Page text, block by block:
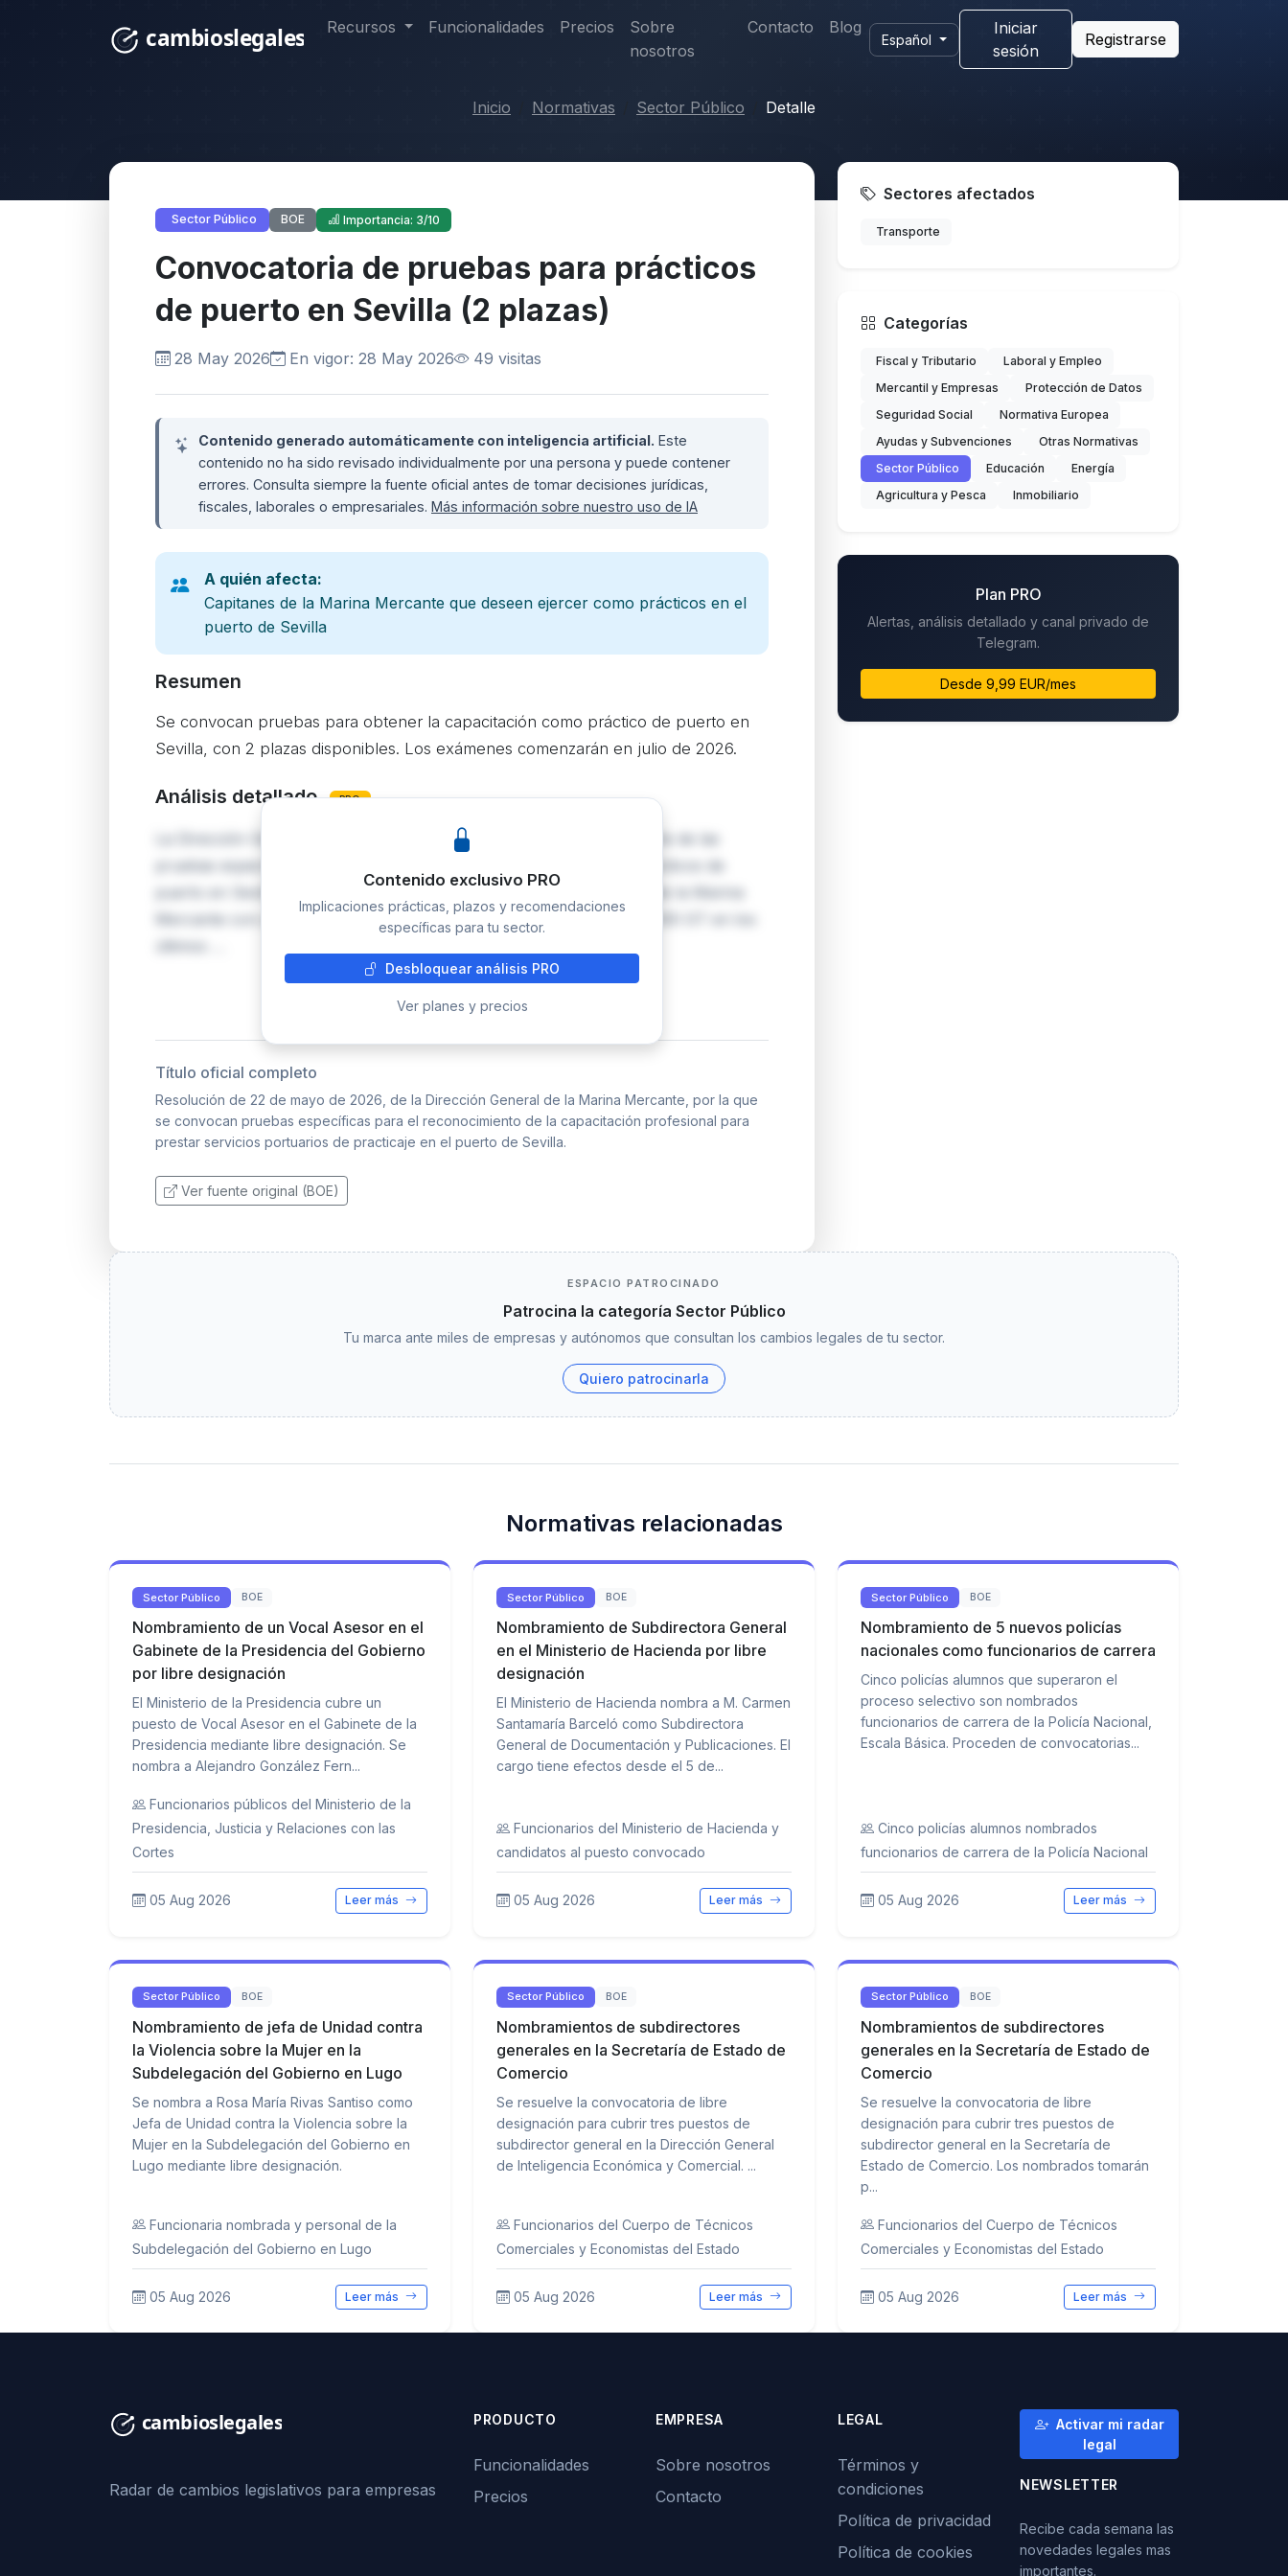
Recursos Funcionalidades Precios
Sobre
nosotros
Contacto Blog
Español
Iniciar
sesión
Registrarse
Inicio Normativas Sector Público Detalle
Sector Público BOE Importancia: 3/10
Convocatoria de pruebas para prácticos
de puerto en Sevilla (2 plazas)
28 May 2026 En vigor: 28 May 2026 49 visitas
Contenido generado automáticamente con inteligencia artificial. Este
contenido no ha sido revisado individualmente por una persona y puede contener
errores. Consulta siempre la fuente oficial antes de tomar decisiones jurídicas,
fiscales, laborales o empresariales. Más información sobre nuestro uso de IA
A quién afecta:
Capitanes de la Marina Mercante que deseen ejercer como prácticos en el
puerto de Sevilla
Resumen
Se convocan pruebas para obtener la capacitación como práctico de puerto en
Sevilla, con 2 plazas disponibles. Los exámenes comenzarán en julio de 2026.
Análisis detallado PRO
La Dirección General de la Marina Mercante convoca la segunda parte de las
pruebas específicas para acreditar la capacitación profesional de prácticos de
puerto en Sevilla, con 2 plazas. Los aspirantes deben ser Capitanes de la Marina
Mercante con al menos 2 años de mando en buques superiores a 1.000 GT en los
últimos …
Contenido exclusivo PRO
Implicaciones prácticas, plazos y recomendaciones
específicas para tu sector.
Desbloquear análisis PRO
Ver planes y precios
Título oficial completo
Resolución de 22 de mayo de 2026, de la Dirección General de la Marina Mercante, por la que
se convocan pruebas específicas para el reconocimiento de la capacitación profesional para
prestar servicios portuarios de practicaje en el puerto de Sevilla.
Ver fuente original (BOE)
Sectores afectados
Transporte
Categorías
Fiscal y Tributario
Laboral y Empleo
Mercantil y Empresas
Protección de Datos
Seguridad Social
Normativa Europea
Ayudas y Subvenciones
Otras Normativas
Sector Público
Educación
Energía
Agricultura y Pesca
Inmobiliario
Plan PRO
Alertas, análisis detallado y canal privado de
Telegram.
Desde 9,99 EUR/mes
ESPACIO PATROCINADO
Patrocina la categoría Sector Público
Tu marca ante miles de empresas y autónomos que consultan los cambios legales de tu sector.
Quiero patrocinarla
Normativas relacionadas
Sector Público BOE
Nombramiento de un Vocal Asesor en el
Gabinete de la Presidencia del Gobierno
por libre designación
El Ministerio de la Presidencia cubre un
puesto de Vocal Asesor en el Gabinete de la
Presidencia mediante libre designación. Se
nombra a Alejandro González Fern...
Funcionarios públicos del Ministerio de la
Presidencia, Justicia y Relaciones con las
Cortes
05 Aug 2026 Leer más
Sector Público BOE
Nombramiento de Subdirectora General
en el Ministerio de Hacienda por libre
designación
El Ministerio de Hacienda nombra a M. Carmen
Santamaría Barceló como Subdirectora
General de Documentación y Publicaciones. El
cargo tiene efectos desde el 5 de...
Funcionarios del Ministerio de Hacienda y
candidatos al puesto convocado
05 Aug 2026 Leer más
Sector Público BOE
Nombramiento de 5 nuevos policías
nacionales como funcionarios de carrera
Cinco policías alumnos que superaron el
proceso selectivo son nombrados
funcionarios de carrera de la Policía Nacional,
Escala Básica. Proceden de convocatorias...
Cinco policías alumnos nombrados
funcionarios de carrera de la Policía Nacional
05 Aug 2026 Leer más
Sector Público BOE
Nombramiento de jefa de Unidad contra
la Violencia sobre la Mujer en la
Subdelegación del Gobierno en Lugo
Se nombra a Rosa María Rivas Santiso como
Jefa de Unidad contra la Violencia sobre la
Mujer en la Subdelegación del Gobierno en
Lugo mediante libre designación.
Funcionaria nombrada y personal de la
Subdelegación del Gobierno en Lugo
05 Aug 2026 Leer más
Sector Público BOE
Nombramientos de subdirectores
generales en la Secretaría de Estado de
Comercio
Se resuelve la convocatoria de libre
designación para cubrir tres puestos de
subdirector general en la Dirección General
de Inteligencia Económica y Comercial. ...
Funcionarios del Cuerpo de Técnicos
Comerciales y Economistas del Estado
05 Aug 2026 Leer más
Sector Público BOE
Nombramientos de subdirectores
generales en la Secretaría de Estado de
Comercio
Se resuelve la convocatoria de libre
designación para cubrir tres puestos de
subdirector general en la Secretaría de
Estado de Comercio. Los nombrados tomarán
p...
Funcionarios del Cuerpo de Técnicos
Comerciales y Economistas del Estado
05 Aug 2026 Leer más
Radar de cambios legislativos para empresas
PRODUCTO
Funcionalidades
Precios
EMPRESA
Sobre nosotros
Contacto
LEGAL
Términos y
condiciones
Política de privacidad
Política de cookies
Activar mi radar
legal
NEWSLETTER
Recibe cada semana las
novedades legales mas
importantes.